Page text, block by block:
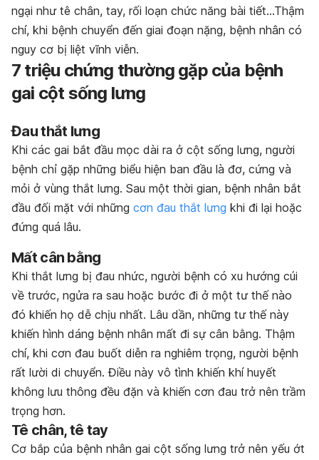
ngại như tê chân, tay, rối loạn chức năng bài tiết…Thậm
chí, khi bệnh chuyển đến giai đoạn nặng, bệnh nhân có
nguy cơ bị liệt vĩnh viễn.
7 triệu chứng thường gặp của bệnh
gai cột sống lưng
Đau thắt lưng
Khi các gai bắt đầu mọc dài ra ở cột sống lưng, người
bệnh chỉ gặp những biểu hiện ban đầu là đơ, cứng và
mỏi ở vùng thắt lưng. Sau một thời gian, bệnh nhân bắt
đầu đối mặt với những cơn đau thắt lưng khi đi lại hoặc
đứng quá lâu.
Mất cân bằng
Khi thắt lưng bị đau nhức, người bệnh có xu hướng cúi
về trước, ngửa ra sau hoặc bước đi ở một tư thế nào
đó khiến họ dễ chịu nhất. Lâu dần, những tư thế này
khiến hình dáng bệnh nhân mất đi sự cân bằng. Thậm
chí, khi cơn đau buốt diễn ra nghiêm trọng, người bệnh
rất lười di chuyển. Điều này vô tình khiến khí huyết
không lưu thông đều đặn và khiến cơn đau trở nên trầm
trọng hơn.
Tê chân, tê tay
Cơ bắp của bệnh nhân gai cột sống lưng trở nên yếu ớt